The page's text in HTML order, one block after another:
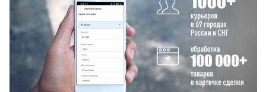
Смотреть проект